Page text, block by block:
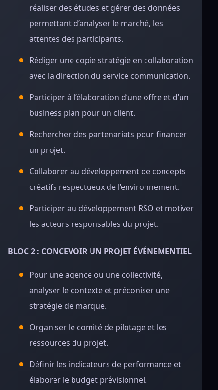
réaliser des études et gérer des données
permettant d’analyser le marché, les
attentes des participants.
Rédiger une copie stratégie en collaboration
avec la direction du service communication.
Participer à l’élaboration d’une offre et d’un
business plan pour un client.
Rechercher des partenariats pour financer
un projet.
Collaborer au développement de concepts
créatifs respectueux de l’environnement.
Participer au développement RSO et motiver
les acteurs responsables du projet.
BLOC 2 : CONCEVOIR UN PROJET ÉVÉNEMENTIEL
Pour une agence ou une collectivité,
analyser le contexte et préconiser une
stratégie de marque.
Organiser le comité de pilotage et les
ressources du projet.
Définir les indicateurs de performance et
élaborer le budget prévisionnel.